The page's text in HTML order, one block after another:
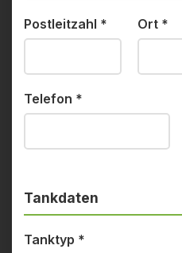
Postleitzahl * Ort *
Telefon *
Tankdaten
Tanktyp *